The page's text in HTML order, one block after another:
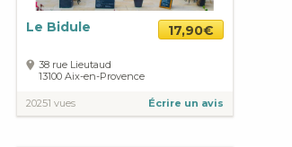
Le Bidule 17,90€
38 rue Lieutaud
13100 Aix-en-Provence
20251 vues Écrire un avis